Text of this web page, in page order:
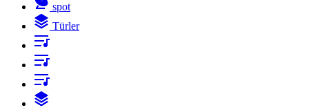
spot
Türler